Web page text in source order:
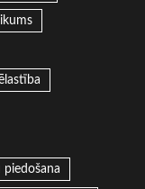
piedošana